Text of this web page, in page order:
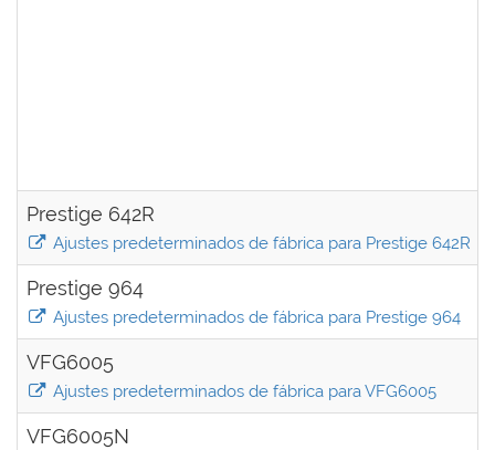
Prestige 642R
Ajustes predeterminados de fábrica para Prestige 642R
Prestige 964
Ajustes predeterminados de fábrica para Prestige 964
VFG6005
Ajustes predeterminados de fábrica para VFG6005
VFG6005N